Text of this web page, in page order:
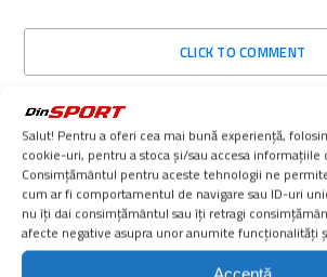
Salut! Pentru a oferi cea mai bună experiență,
cookie-uri, pentru a stoca și/sau accesa informațiile
Consimțământul pentru aceste tehnologii ne
cum ar fi comportamentul de navigare sau ID-uri
nu îți dai consimțământul sau îți retragi
afecte negative asupra unor anumite funcționalități
CLICK TO COMMENT